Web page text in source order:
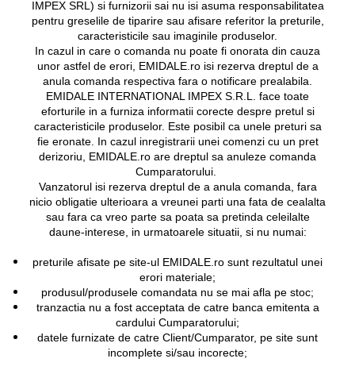
IMPEX SRL) si furnizorii sai nu isi asuma responsabilitatea
pentru greselile de tiparire sau afisare referitor la preturile,
caracteristicile sau imaginile produselor.
In cazul in care o comanda nu poate fi onorata din cauza
unor astfel de erori, EMIDALE.ro isi rezerva dreptul de a
anula comanda respectiva fara o notificare prealabila.
EMIDALE INTERNATIONAL IMPEX S.R.L. face toate
eforturile in a furniza informatii corecte despre pretul si
caracteristicile produselor. Este posibil ca unele preturi sa
fie eronate. In cazul inregistrarii unei comenzi cu un pret
derizoriu, EMIDALE.ro are dreptul sa anuleze comanda
Cumparatorului.
Vanzatorul isi rezerva dreptul de a anula comanda, fara
nicio obligatie ulterioara a vreunei parti una fata de cealalta
sau fara ca vreo parte sa poata sa pretinda celeilalte
daune-interese, in urmatoarele situatii, si nu numai:
preturile afisate pe site-ul EMIDALE.ro sunt rezultatul unei
erori materiale;
produsul/produsele comandata nu se mai afla pe stoc;
tranzactia nu a fost acceptata de catre banca emitenta a
cardului Cumparatorului;
datele furnizate de catre Client/Cumparator, pe site sunt
incomplete si/sau incorecte;